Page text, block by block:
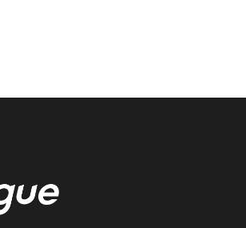
auto
nous vous realison l'entretien de votre auto